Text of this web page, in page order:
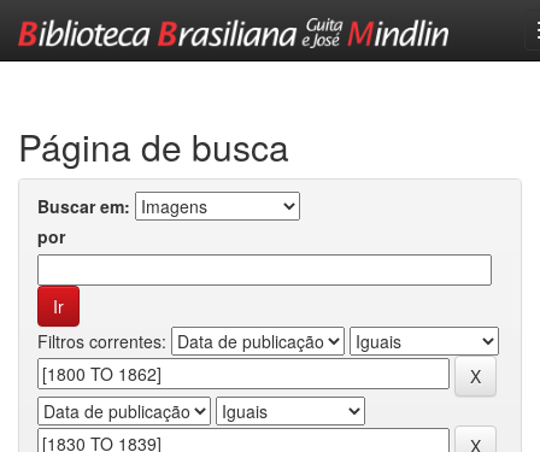
Página de busca
Buscar em:
por
Filtros correntes: